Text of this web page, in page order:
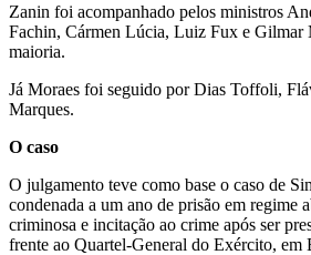
Zanin foi acompanhado pelos ministros
Fachin, Cármen Lúcia, Luiz Fux e Gilmar
maioria.
Já Moraes foi seguido por Dias Toffoli,
Marques.
O caso
O julgamento teve como base o caso de
condenada a um ano de prisão em regime
criminosa e incitação ao crime após ser
frente ao Quartel-General do Exército, em